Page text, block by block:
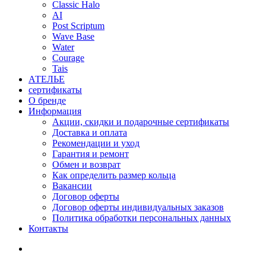
Classic Halo
AI
Post Scriptum
Wave Base
Water
Courage
Tais
АТЕЛЬЕ
сертификаты
О бренде
Информация
Акции, скидки и подарочные сертификаты
Доставка и оплата
Рекомендации и уход
Гарантия и ремонт
Обмен и возврат
Как определить размер кольца
Вакансии
Договор оферты
Договор оферты индивидуальных заказов
Политика обработки персональных данных
Контакты